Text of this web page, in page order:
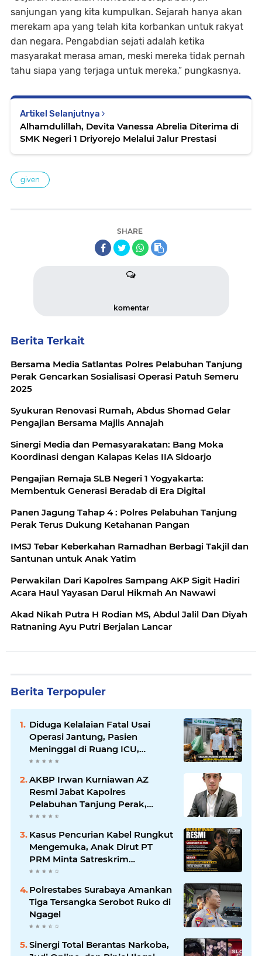
sanjungan yang kita kumpulkan. Sejarah hanya akan
merekam apa yang telah kita korbankan untuk rakyat
dan negara. Pengabdian sejati adalah ketika
masyarakat merasa aman, meski mereka tidak pernah
tahu siapa yang terjaga untuk mereka,” pungkasnya.
Artikel Selanjutnya
Alhamdulillah, Devita Vanessa Abrelia Diterima di
SMK Negeri 1 Driyorejo Melalui Jalur Prestasi
given
SHARE
komentar
Berita Terkait
Bersama Media Satlantas Polres Pelabuhan Tanjung
Perak Gencarkan Sosialisasi Operasi Patuh Semeru
2025
Syukuran Renovasi Rumah, Abdus Shomad Gelar
Pengajian Bersama Majlis Annajah
Sinergi Media dan Pemasyarakatan: Bang Moka
Koordinasi dengan Kalapas Kelas IIA Sidoarjo
Pengajian Remaja SLB Negeri 1 Yogyakarta:
Membentuk Generasi Beradab di Era Digital
Panen Jagung Tahap 4 : Polres Pelabuhan Tanjung
Perak Terus Dukung Ketahanan Pangan
IMSJ Tebar Keberkahan Ramadhan Berbagi Takjil dan
Santunan untuk Anak Yatim
Perwakilan Dari Kapolres Sampang AKP Sigit Hadiri
Acara Haul Yayasan Darul Hikmah An Nawawi
Akad Nikah Putra H Rodian MS, Abdul Jalil Dan Diyah
Ratnaning Ayu Putri Berjalan Lancar
Berita Terpopuler
Diduga Kelalaian Fatal Usai
Operasi Jantung, Pasien
Meninggal di Ruang ICU,
Keluarga Tuntut RSUD dr.
Soewandhie Bertanggung
Jawab
AKBP Irwan Kurniawan AZ
Resmi Jabat Kapolres
Pelabuhan Tanjung Perak,
Pimpinan Redaksi
HarianMataBerita.com
Sampaikan Ucapan Selamat
Kasus Pencurian Kabel Rungkut
Mengemuka, Anak Dirut PT
PRM Minta Satreskrim
Polrestabes Surabaya Usut
Hingga Tuntas
Polrestabes Surabaya Amankan
Tiga Tersangka Serobot Ruko di
Ngagel
Sinergi Total Berantas Narkoba,